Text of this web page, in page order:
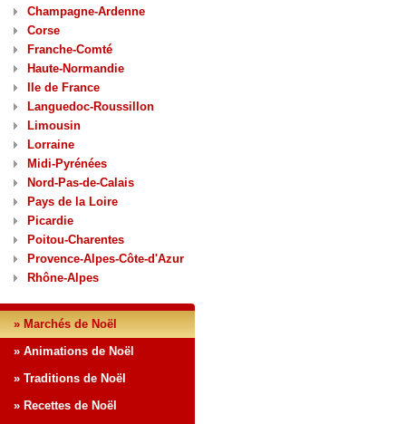
Champagne-Ardenne
Corse
Franche-Comté
Haute-Normandie
Ile de France
Languedoc-Roussillon
Limousin
Lorraine
Midi-Pyrénées
Nord-Pas-de-Calais
Pays de la Loire
Picardie
Poitou-Charentes
Provence-Alpes-Côte-d'Azur
Rhône-Alpes
» Marchés de Noël
» Animations de Noël
» Traditions de Noël
» Recettes de Noël